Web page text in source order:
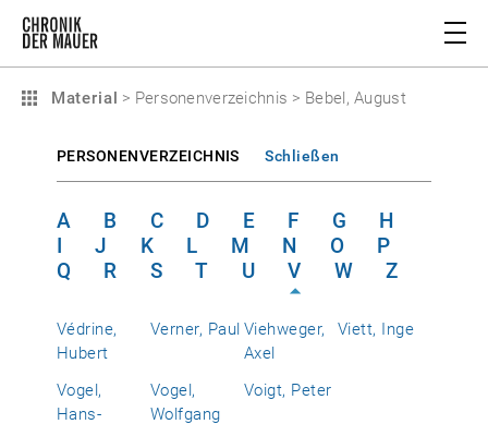
Material > Personenverzeichnis > Bebel, August
PERSONENVERZEICHNIS Schließen
A B C D E F G
H
I
J K L M N O
P
Q
R S T U V W Z
Védrine,
Hubert
Verner, Paul Viehweger,
Axel
Viett, Inge
Vogel,
Hans-
Vogel,
Wolfgang
Voigt, Peter